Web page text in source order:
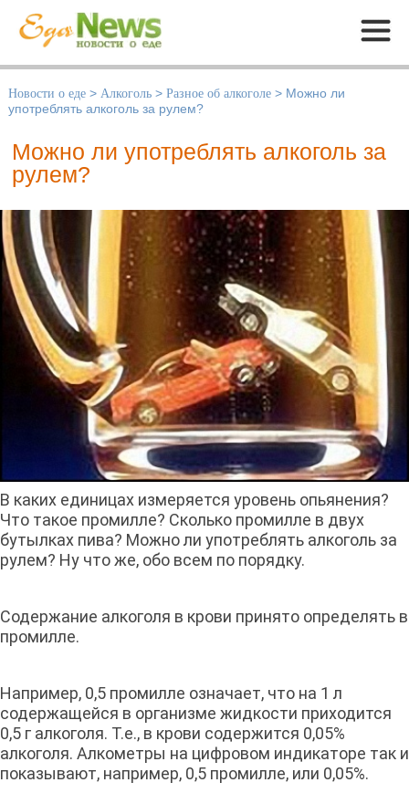
Меню
Новости о еде > Алкоголь > Разное об алкоголе > Можно ли
употреблять алкоголь за рулем?
Можно ли употреблять алкоголь за
рулем?
В каких единицах измеряется уровень опьянения?
Что такое промилле? Сколько промилле в двух
бутылках пива? Можно ли употреблять алкоголь за
рулем? Ну что же, обо всем по порядку.
Содержание алкоголя в крови принято определять в
промилле.
Например, 0,5 промилле означает, что на 1 л
содержащейся в организме жидкости приходится
0,5 г алкоголя. Т.е., в крови содержится 0,05%
алкоголя. Алкометры на цифровом индикаторе так и
показывают, например, 0,5 промилле, или 0,05%.